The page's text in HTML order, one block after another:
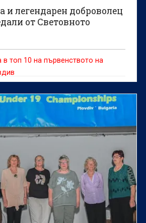
и легендарен доброволец
от Световното
в топ 10 на първенството на